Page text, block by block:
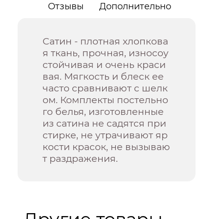
Отзывы Дополнительно
Сатин - плотная хлопкова
я ткань, прочная, износоу
стойчивая и очень краси
вая. Мягкость и блеск ее
часто сравнивают с шелк
ом. Комплекты постельно
го белья, изготовленные
из сатина не садятся при
стирке, не утрачивают яр
кости красок, не вызываю
т раздражения.